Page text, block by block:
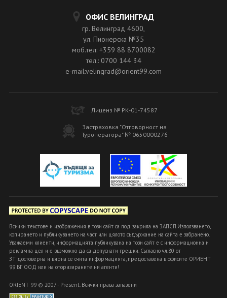
ОФИС ВЕЛИНГРАД
гр. Велинград 4600,
ул. Пионерска №35
моб.тел: +359 88 8700082
тел.: 0700 144 34
e-mail:velingrad@orient99.com
Лиценз № РК-01-74587
Застраховка "Отговорност на
Туроператора" № 0650000276
Всички текстове и изображения в този сайт са под закрила на ЗАПСП.Използването,
копирането и публикуването на част или цялото съдържание на сайта е забранено.
Уважаеми клиенти, информацията публикувана на този сайт е с информационна и
рекламна цел и е възможно да са допуснати грешки. Съгласно чл.80 от
ЗТ достоверна и вярна се счита информацията, предоставена в офисите ОРИЕНТ
99 БГ ООД или на оторизираните ни агенти!
ORIENT 99 © 2007 - Present. Всички права запазени